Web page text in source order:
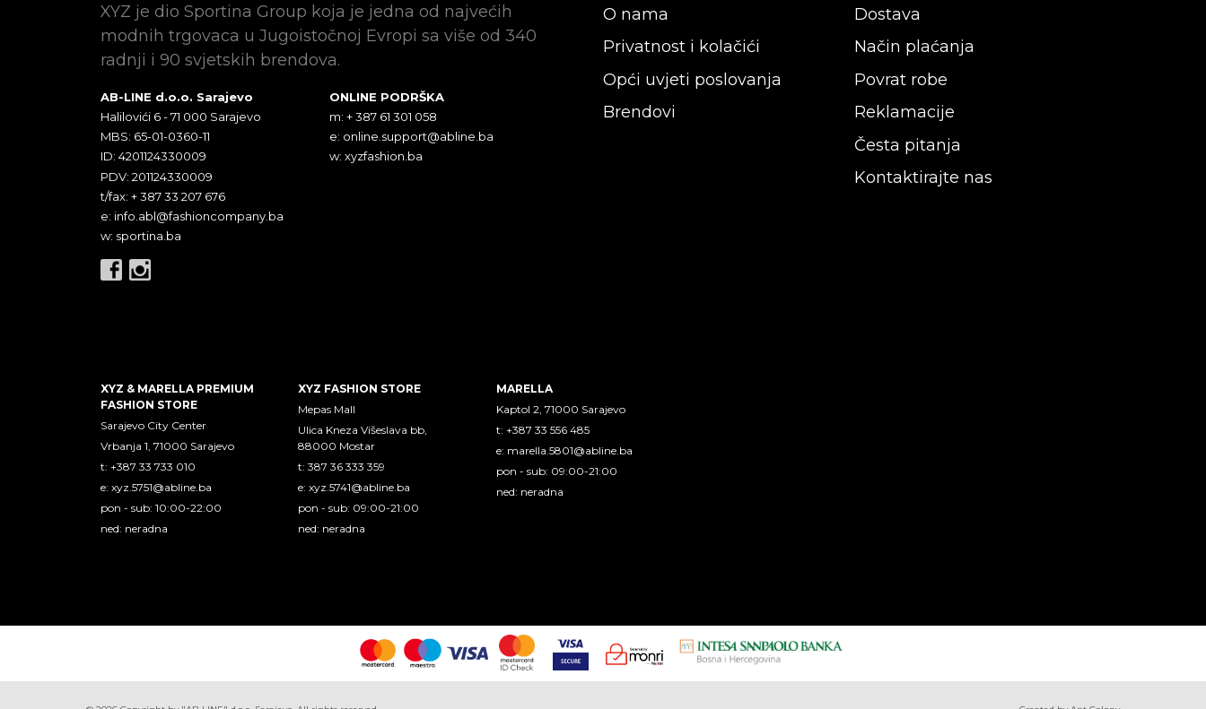
XYZ je dio Sportina Group koja je jedna od najvećih
modnih trgovaca u Jugoistočnoj Evropi sa više od 340
radnji i 90 svjetskih brendova.
AB-LINE d.o.o. Sarajevo
Halilovići 6 - 71 000 Sarajevo
MBS: 65-01-0360-11
ID: 4201124330009
PDV: 201124330009
t/fax: + 387 33 207 676
e: info.abl@fashioncompany.ba
w: sportina.ba
ONLINE PODRŠKA
m: + 387 61 301 058
e: online.support@abline.ba
w: xyzfashion.ba
O nama
Privatnost i kolačići
Opći uvjeti poslovanja
Brendovi
Dostava
Način plaćanja
Povrat robe
Reklamacije
Česta pitanja
Kontaktirajte nas
XYZ & MARELLA PREMIUM
FASHION STORE
Sarajevo City Center
Vrbanja 1, 71000 Sarajevo
t: +387 33 733 010
e: xyz.5751@abline.ba
pon - sub: 10:00-22:00
ned: neradna
XYZ FASHION STORE
Mepas Mall
Ulica Kneza Višeslava bb,
88000 Mostar
t: 387 36 333 359
e:xyz.5741@abline.ba
pon - sub: 09:00-21:00
ned: neradna
MARELLA
Kaptol 2, 71000 Sarajevo
t: +387 33 556 485
e: marella.5801@abline.ba
pon - sub: 09:00-21:00
ned: neradna